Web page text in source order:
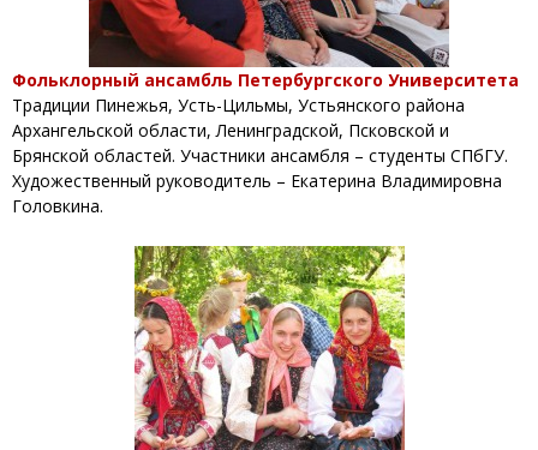
Фольклорный ансамбль Петербургского Университета
Традиции Пинежья, Усть-Цильмы, Устьянского района
Архангельской области, Ленинградской, Псковской и
Брянской областей. Участники ансамбля – студенты СПбГУ.
Художественный руководитель – Екатерина Владимировна
Головкина.